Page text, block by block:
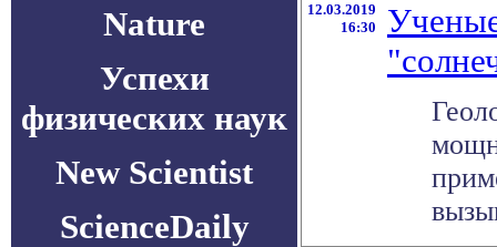
Nature
Успехи
физических наук
New Scientist
ScienceDaily
12.03.2019
16:30